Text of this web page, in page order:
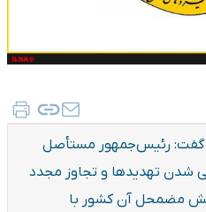
گفت: رئیس‌جمهور مستأصل
شدن تهدیدها و تجاوز مجدد
مضمحل آن کشور با